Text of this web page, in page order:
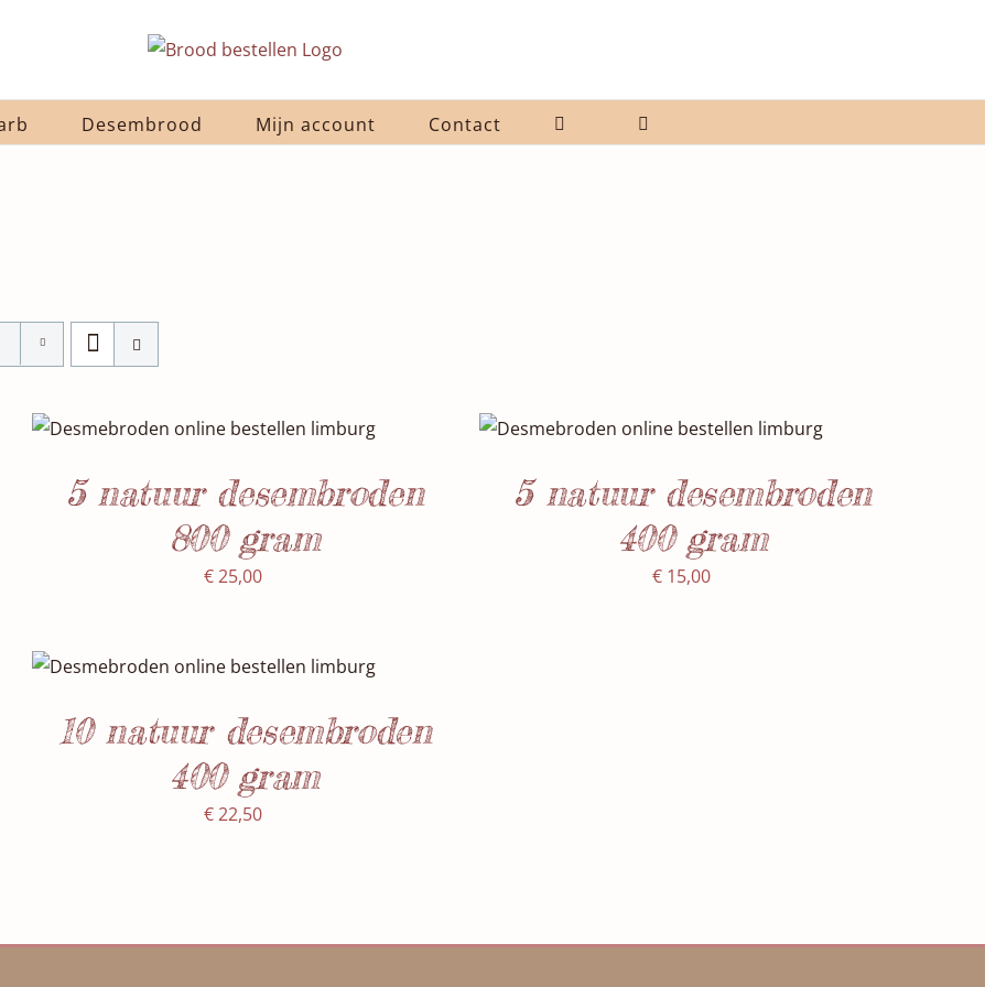
Desembrood Mijn account Contact
SELECTEER DATUM(S) / DETAILS
5 natuur desembroden
800 gram
€25,00
SELECTEER DATUM(S) / DETAILS
5 natuur desembroden
400 gram
€ 15,00
SELECTEER DATUM(S) / DETAILS
10 natuur desembroden
400 gram
€22,50